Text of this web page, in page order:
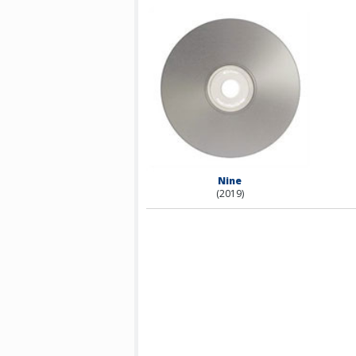
Nine
(2019)